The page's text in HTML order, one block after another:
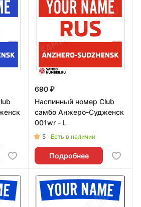
690 ₽
Наспинный номер Club
самбо Анжеро-Судженск
001wr - L
5 Есть в наличии
Подробнее